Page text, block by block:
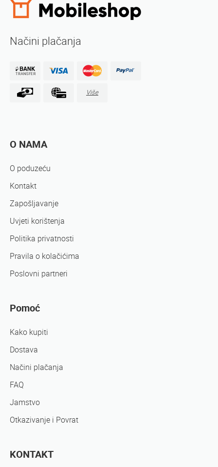
Načini plačanja
Više
O NAMA
O poduzeću
Kontakt
Zapošljavanje
Uvjeti korištenja
Politika privatnosti
Pravila o kolačićima
Poslovni partneri
Pomoć
Kako kupiti
Dostava
Načini plačanja
FAQ
Jamstvo
Otkazivanje i Povrat
KONTAKT